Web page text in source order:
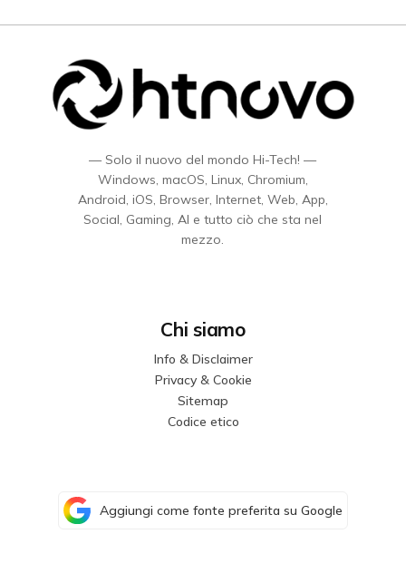
— Solo il nuovo del mondo Hi-Tech! —
Windows, macOS, Linux, Chromium,
Android, iOS, Browser, Internet, Web, App,
Social, Gaming, AI e tutto ciò che sta nel
mezzo.
Chi siamo
Info & Disclaimer
Privacy & Cookie
Sitemap
Codice etico
Aggiungi come fonte preferita su Google